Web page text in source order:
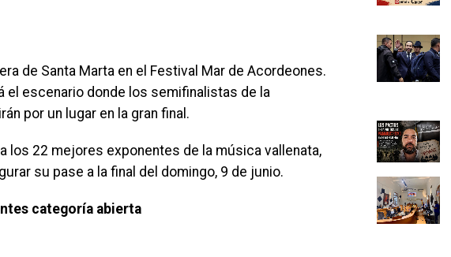
de Santa Marta en el Festival Mar de Acordeones.
el escenario donde los semifinalistas de la
por un lugar en la gran final.
los 22 mejores exponentes de la música vallenata,
su pase a la final del domingo, 9 de junio.
categoría abierta